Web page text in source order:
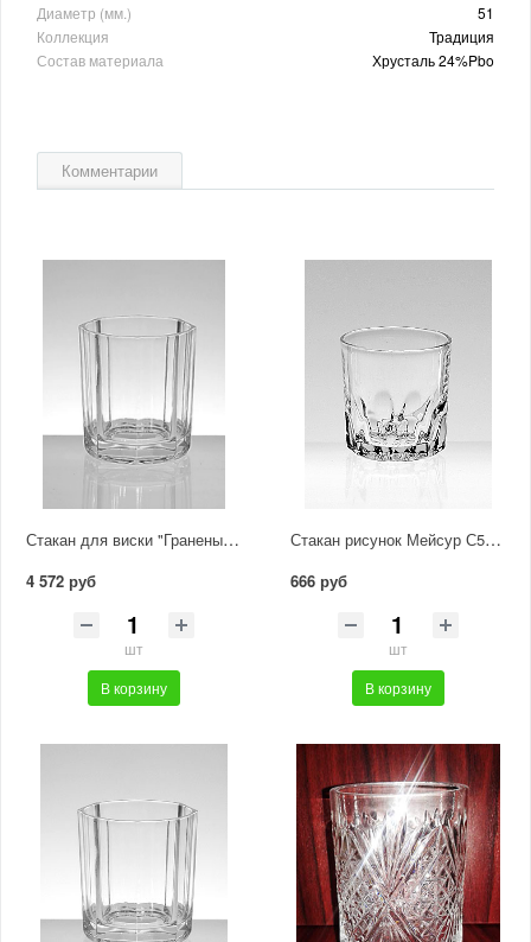
Диаметр (мм.)
51
Коллекция
Традиция
Состав материала
Хрусталь 24%Pbo
Комментарии
Стакан для виски "Граненый" с доработкой С464/1
4 572 руб
шт
В корзину
Стакан рисунок Мейсур С566/2
666 руб
шт
В корзину